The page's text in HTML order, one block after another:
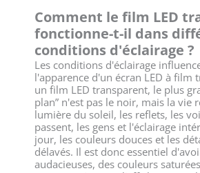
Comment le film LED
fonctionne-t-il dans
conditions d'éclairage ?
Les conditions d'éclairage
l'apparence d'un écran LED à film
un film LED transparent, le plus
plan” n'est pas le noir, mais la vie
lumière du soleil, les reflets, les
passent, les gens et l'éclairage
jour, les couleurs douces et les
délavés. Il est donc essentiel
audacieuses, des couleurs